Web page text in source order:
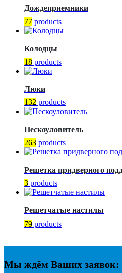
Дождеприемники
77 products
Колодцы
18 products
Люки
132 products
Пескоуловитель
263 products
Решетка придверного
3 products
Решетчатые настилы
79 products
Мы ждём Ваших заявок: